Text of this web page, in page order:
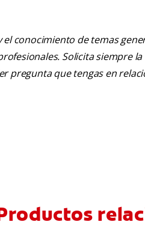
conocimiento de temas
Solicita siempre
pregunta que tengas en